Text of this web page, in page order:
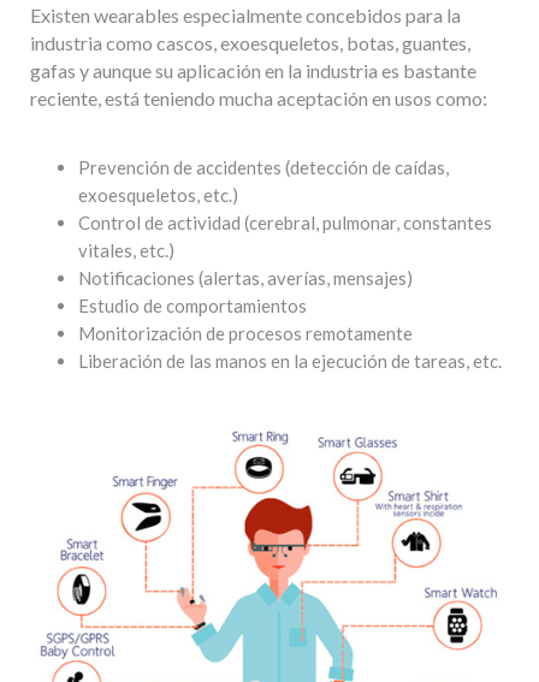
Existen wearables especialmente concebidos para la
industria como cascos, exoesqueletos, botas, guantes,
gafas y aunque su aplicación en la industria es bastante
reciente, está teniendo mucha aceptación en usos como:
Prevención de accidentes (detección de caídas,
exoesqueletos, etc.)
Control de actividad (cerebral, pulmonar, constantes
vitales, etc.)
Notificaciones (alertas, averías, mensajes)
Estudio de comportamientos
Monitorización de procesos remotamente
Liberación de las manos en la ejecución de tareas, etc.